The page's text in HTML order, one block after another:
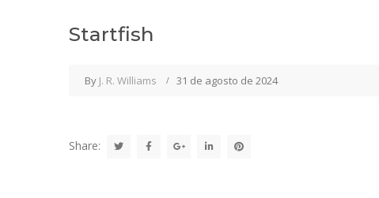
Startfish
By J. R. Williams 31 de agosto de 2024
Share: